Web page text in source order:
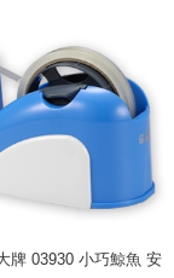
牌 03930 小巧鯨魚 安